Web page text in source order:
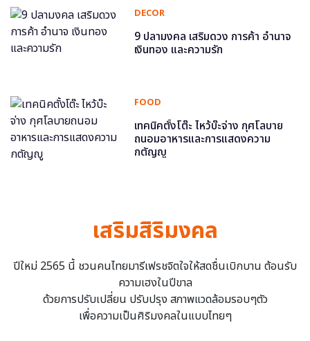
DECOR
9 ปลามงคล เสริมดวง การค้า อำนาจ
เงินทอง และความรัก
FOOD
เทคนิคตั้งโต๊ะ ไหว้บ๊ะจ่าง กุศโลบาย
ถนอมอาหารและการแสดงความ
กตัญญู
เสริมสิริมงคล
ปีใหม่ 2565 นี้ ชวนคนไทยมารีเฟรชจิตใจให้สดชื่นเบิกบาน ต้อนรับ
ความเฮงในปีขาล
ด้วยการปรับเปลี่ยน ปรับปรุง สภาพแวดล้อมรอบๆตัว
เพื่อความเป็นศิริมงคลในแบบไทยๆ